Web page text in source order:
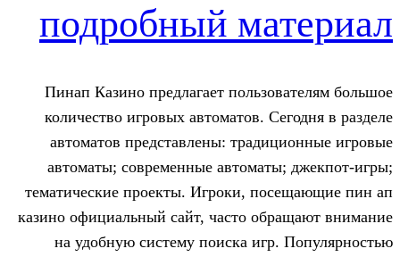
подробный
Пинап Казино предлагает
количество игровых автоматов.
автоматов представлены:
автоматы; современные
тематические проекты. Игроки,
казино официальный сайт, часто
на удобную систему поиска